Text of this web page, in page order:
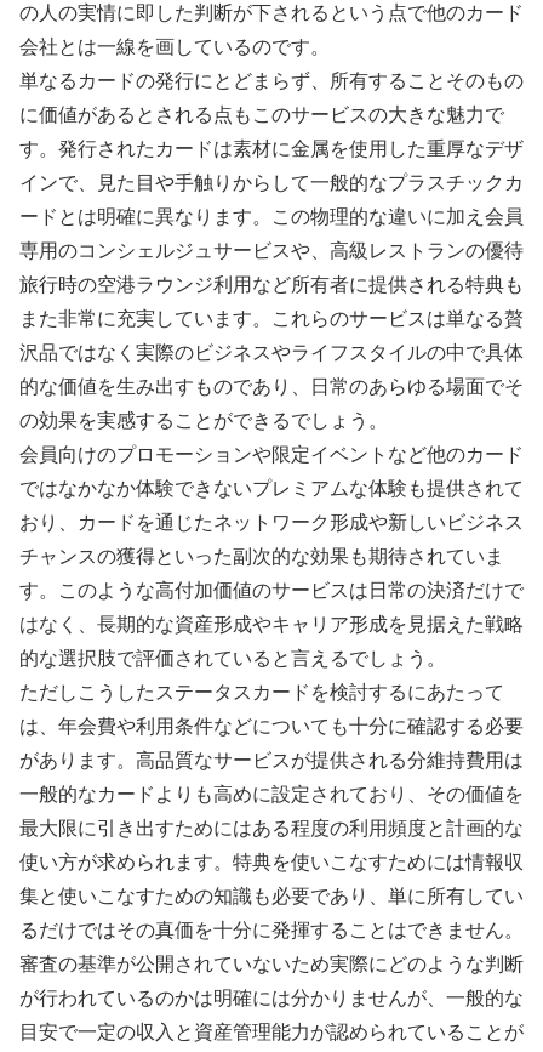
の人の実情に即した判断が下されるという点で他のカード
会社とは一線を画しているのです。
単なるカードの発行にとどまらず、所有することそのもの
に価値があるとされる点もこのサービスの大きな魅力で
す。発行されたカードは素材に金属を使用した重厚なデザ
インで、見た目や手触りからして一般的なプラスチックカ
ードとは明確に異なります。この物理的な違いに加え会員
専用のコンシェルジュサービスや、高級レストランの優待
旅行時の空港ラウンジ利用など所有者に提供される特典も
また非常に充実しています。これらのサービスは単なる贅
沢品ではなく実際のビジネスやライフスタイルの中で具体
的な価値を生み出すものであり、日常のあらゆる場面でそ
の効果を実感することができるでしょう。
会員向けのプロモーションや限定イベントなど他のカード
ではなかなか体験できないプレミアムな体験も提供されて
おり、カードを通じたネットワーク形成や新しいビジネス
チャンスの獲得といった副次的な効果も期待されていま
す。このような高付加価値のサービスは日常の決済だけで
はなく、長期的な資産形成やキャリア形成を見据えた戦略
的な選択肢で評価されていると言えるでしょう。
ただしこうしたステータスカードを検討するにあたって
は、年会費や利用条件などについても十分に確認する必要
があります。高品質なサービスが提供される分維持費用は
一般的なカードよりも高めに設定されており、その価値を
最大限に引き出すためにはある程度の利用頻度と計画的な
使い方が求められます。特典を使いこなすためには情報収
集と使いこなすための知識も必要であり、単に所有してい
るだけではその真価を十分に発揮することはできません。
審査の基準が公開されていないため実際にどのような判断
が行われているのかは明確には分かりませんが、一般的な
目安で一定の収入と資産管理能力が認められていることが